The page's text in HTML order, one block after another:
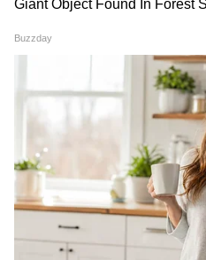
कौन है अभिजीत अय्यर मित्रा?
जिसकी वजह से सौरव दास के घर में
घुसे यूट्यूबर्स, आशुतोष रांक का बड़ा